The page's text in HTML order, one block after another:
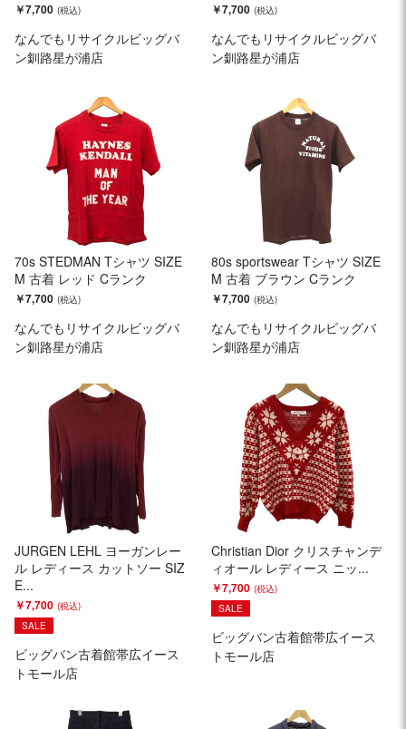
￥7,700
なんでもリサイクルビッグバ
ン釧路星が浦店
￥7,700
なんでもリサイクルビッグバ
ン釧路星が浦店
70s STEDMAN Tシャツ SIZE
M 古着 レッド Cランク
￥7,700
なんでもリサイクルビッグバ
ン釧路星が浦店
80s sportswear Tシャツ SIZE
M 古着 ブラウン Cランク
￥7,700
なんでもリサイクルビッグバ
ン釧路星が浦店
JURGEN LEHL ヨーガンレー
ル レディース カットソー SIZ
E...
￥7,700
SALE
ビッグバン古着館帯広イース
トモール店
Christian Dior クリスチャンデ
ィオール レディース ニッ...
￥7,700
SALE
ビッグバン古着館帯広イース
トモール店